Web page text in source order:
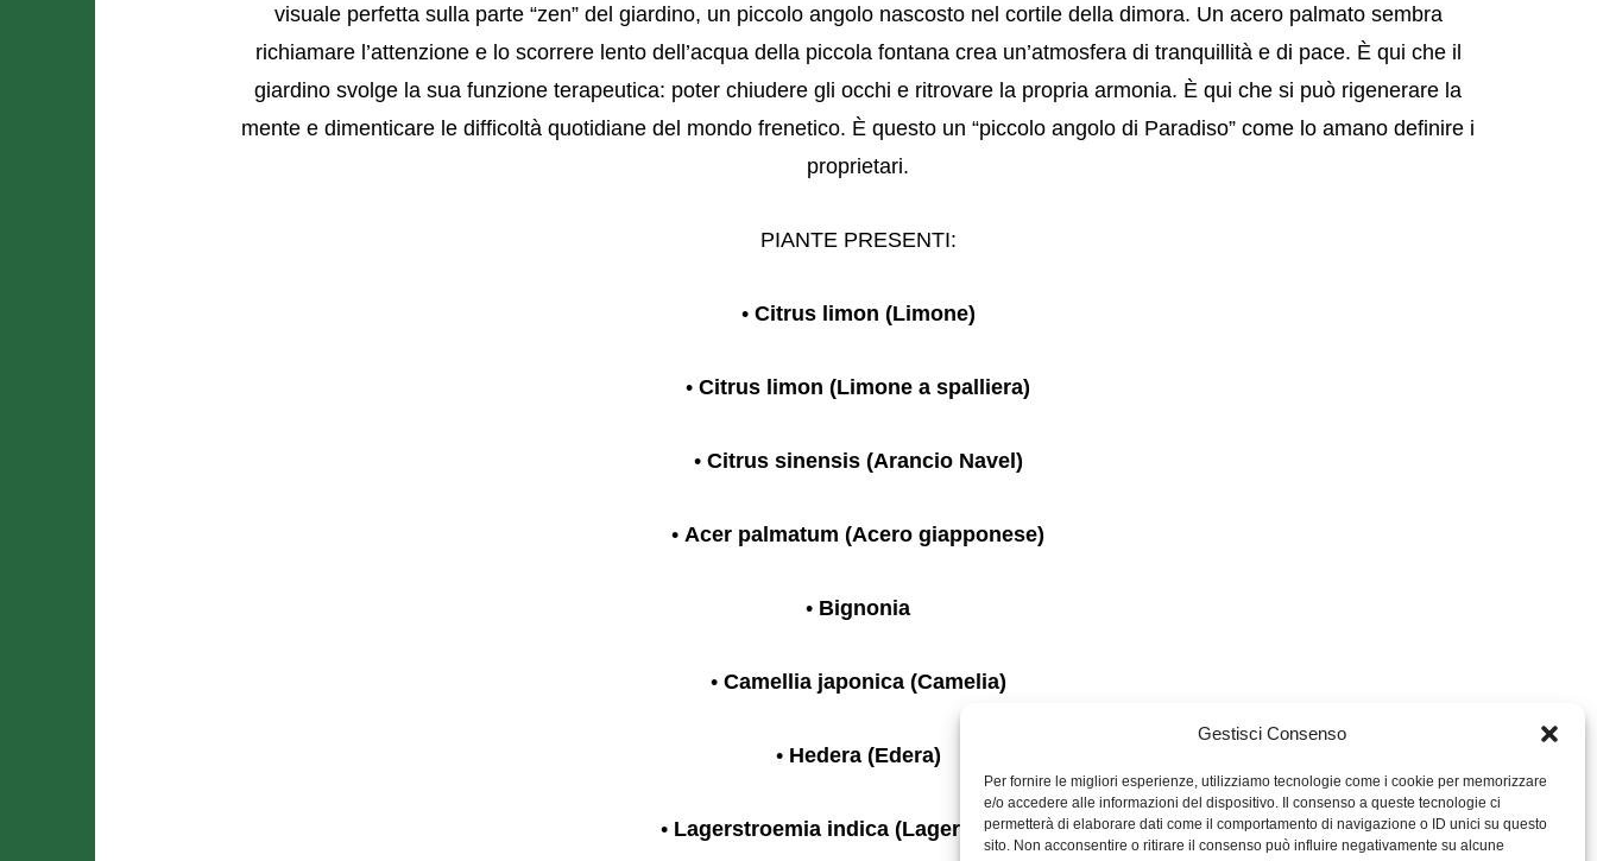
Gestisci Consenso
Per fornire le migliori esperienze, utilizziamo tecnologie come i cookie per memorizzare
e/o accedere alle informazioni del dispositivo. Il consenso a queste tecnologie ci
permetterà di elaborare dati come il comportamento di navigazione o ID unici su questo
sito. Non acconsentire o ritirare il consenso può influire negativamente su alcune
visuale perfetta sulla parte “zen” del giardino, un piccolo angolo nascosto nel cortile della dimora. Un acero palmato sembra
richiamare l’attenzione e lo scorrere lento dell’acqua della piccola fontana crea un’atmosfera di tranquillità e di pace. È qui che il
giardino svolge la sua funzione terapeutica: poter chiudere gli occhi e ritrovare la propria armonia. È qui che si può rigenerare la
mente e dimenticare le difficoltà quotidiane del mondo frenetico. È questo un “piccolo angolo di Paradiso” come lo amano definire i
proprietari.
PIANTE PRESENTI:
• Citrus limon (Limone)
• Citrus limon (Limone a spalliera)
• Citrus sinensis (Arancio Navel)
• Acer palmatum (Acero giapponese)
• Bignonia
• Camellia japonica (Camelia)
• Hedera (Edera)
• Lagerstroemia indica (Lagerstroemia)